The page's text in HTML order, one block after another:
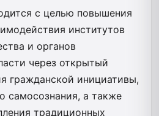
с целью повышения
институтов
и органов
через открытый
гражданской инициативы,
самосознания, а также
традиционных